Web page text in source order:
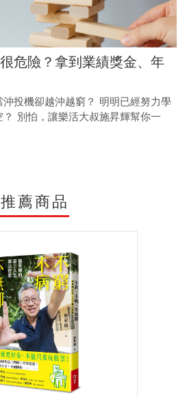
危險？拿到業績獎金、年
投機卻越沖越窮？ 明明已經努力學
別怕，讓樂活大叔施昇輝幫你一
推薦商品